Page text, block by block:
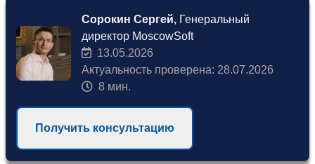
Сорокин Сергей, Генеральный
директор MoscowSoft
13.05.2026
Актуальность проверена: 28.07.2026
8 мин.
Получить консультацию